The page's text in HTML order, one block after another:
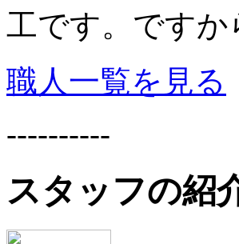
工です。です
職人一覧を見る
----------
スタッフの紹